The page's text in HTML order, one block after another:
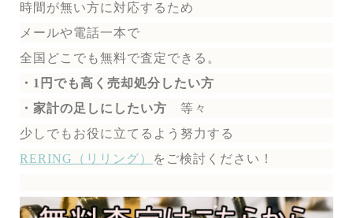
時間が無い方に対応するため
メールや電話一本で
全国どこでも無料で査定できる。
・1円でも高く売却処分したい方
・家計の足しにしたい方 等々
少しでもお役に立てるよう努力する
RERING（リリング）
を ご検討ください！